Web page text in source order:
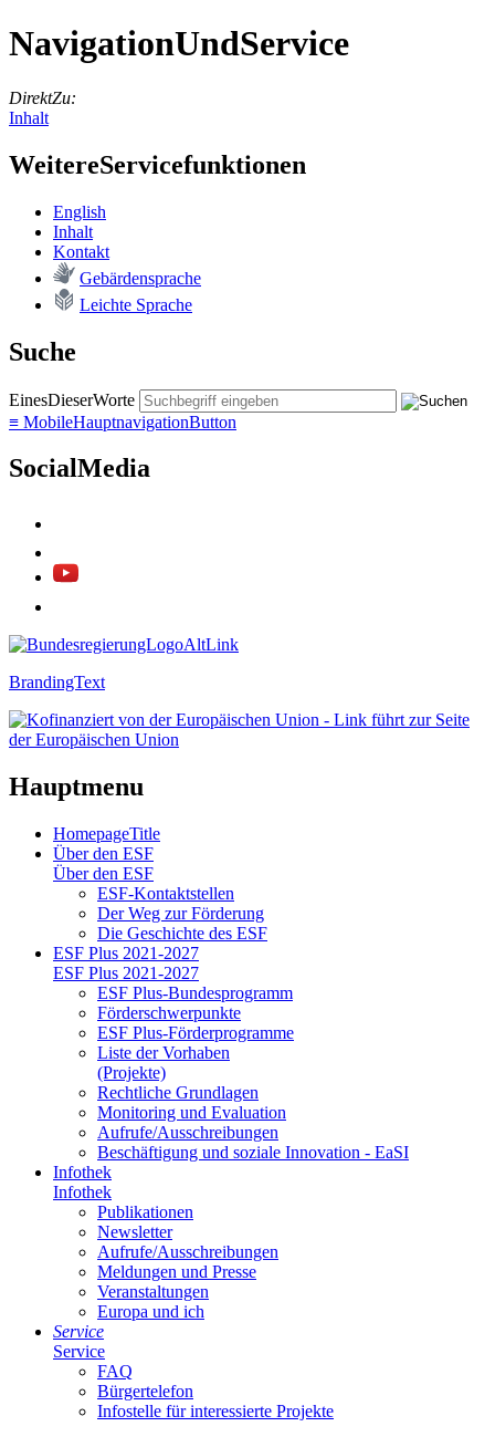
NavigationUndService
DirektZu:
Inhalt
WeitereServicefunktionen
English
In­halt
Kon­takt
Ge­bär­den­spra­che
Leich­te Spra­che
Suche
EinesDieserWorte
≡ MobileHauptnavigationButton
SocialMedia
BrandingText
Hauptmenu
HomepageTitle
Über den ESF
Über den ESF
ESF-Kon­takt­stel­len
Der Weg zur För­de­rung
Die Ge­schich­te des ESF
ESF Plus 2021-2027
ESF Plus 2021-2027
ESF Plus-Bun­des­pro­gramm
För­der­schwer­punk­te
ESF Plus-För­der­pro­gram­me
Lis­te der Vor­ha­ben
(Pro­jek­te)
Recht­li­che Grund­la­gen
Mo­ni­to­ring und Eva­lua­ti­on
Auf­ru­fe/Aus­schrei­bun­gen
Be­schäf­ti­gung und so­zia­le In­no­va­ti­on - Ea­SI
In­fo­thek
In­fo­thek
Pu­bli­ka­tio­nen
Newslet­ter
Auf­ru­fe/Aus­schrei­bun­gen
Mel­dun­gen und Pres­se
Ver­an­stal­tun­gen
Eu­ro­pa und ich
Ser­vice
Ser­vice
FAQ
Bür­ger­te­le­fon
In­fo­stel­le für in­ter­es­sier­te Pro­jek­te